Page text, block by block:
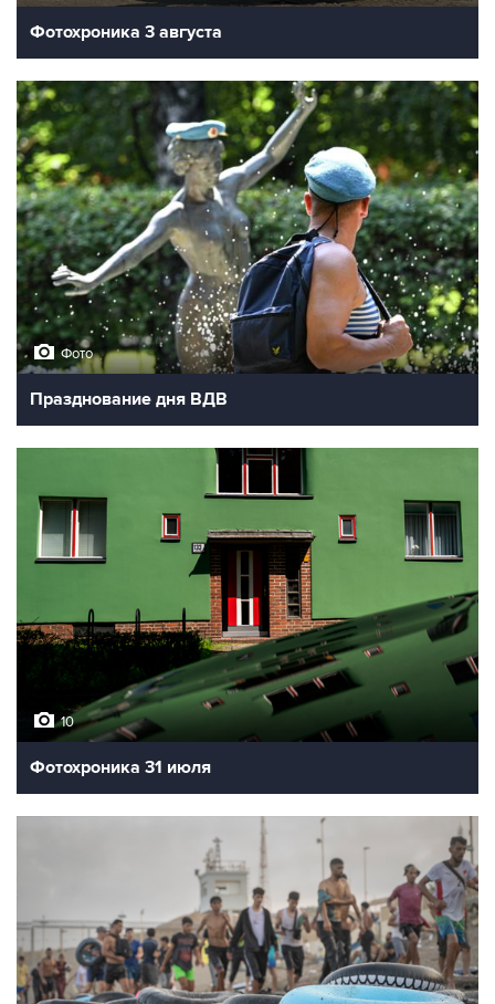
Фотохроника 3 августа
Фото
Празднование дня ВДВ
10
Фотохроника 31 июля